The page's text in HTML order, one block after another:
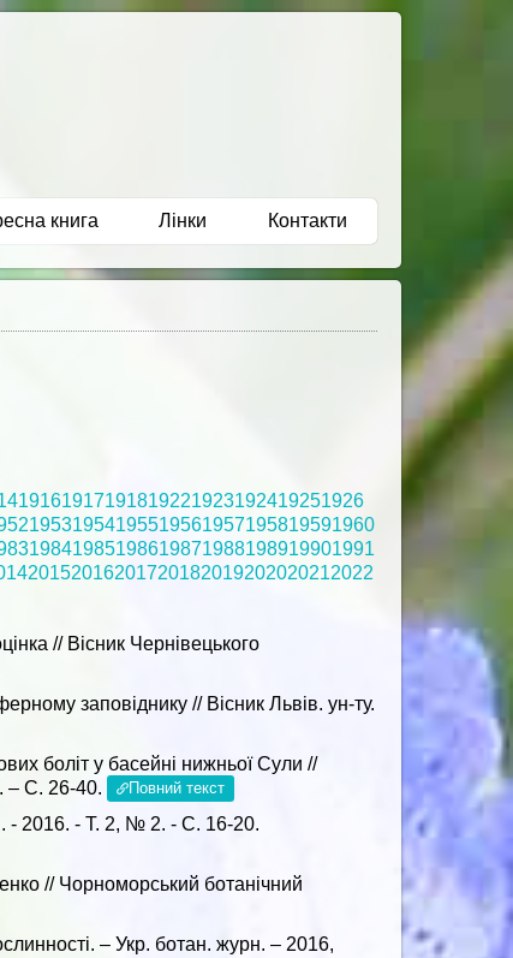
книга Лінки Контакти
19161917191819221923192419251926
19531954195519561957195819591960
19841985198619871988198919901991
20152016201720182019202020212022
// Вісник Чернівецького
заповіднику // Вісник Львів. ун-ту.
боліт у басейні нижньої Сули //
– С. 26-40.
Повний текст
2016. - Т. 2, № 2. - С. 16-20.
// Чорноморський ботанічний
– Укр. ботан. журн. – 2016,